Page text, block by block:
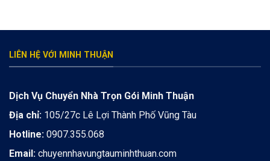
LIÊN HỆ VỚI MINH THUẬN
Dịch Vụ Chuyển Nhà Trọn Gói Minh Thuận
Địa chỉ: 105/27c Lê Lợi Thành Phố Vũng Tàu
Hotline: 0907.355.068
Email: chuyennhavungtauminhthuan.com